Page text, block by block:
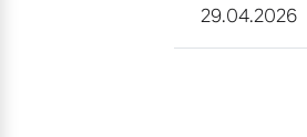
29.04.2026